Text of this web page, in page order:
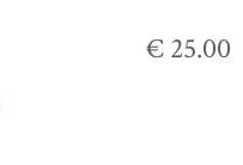
€ 25.00